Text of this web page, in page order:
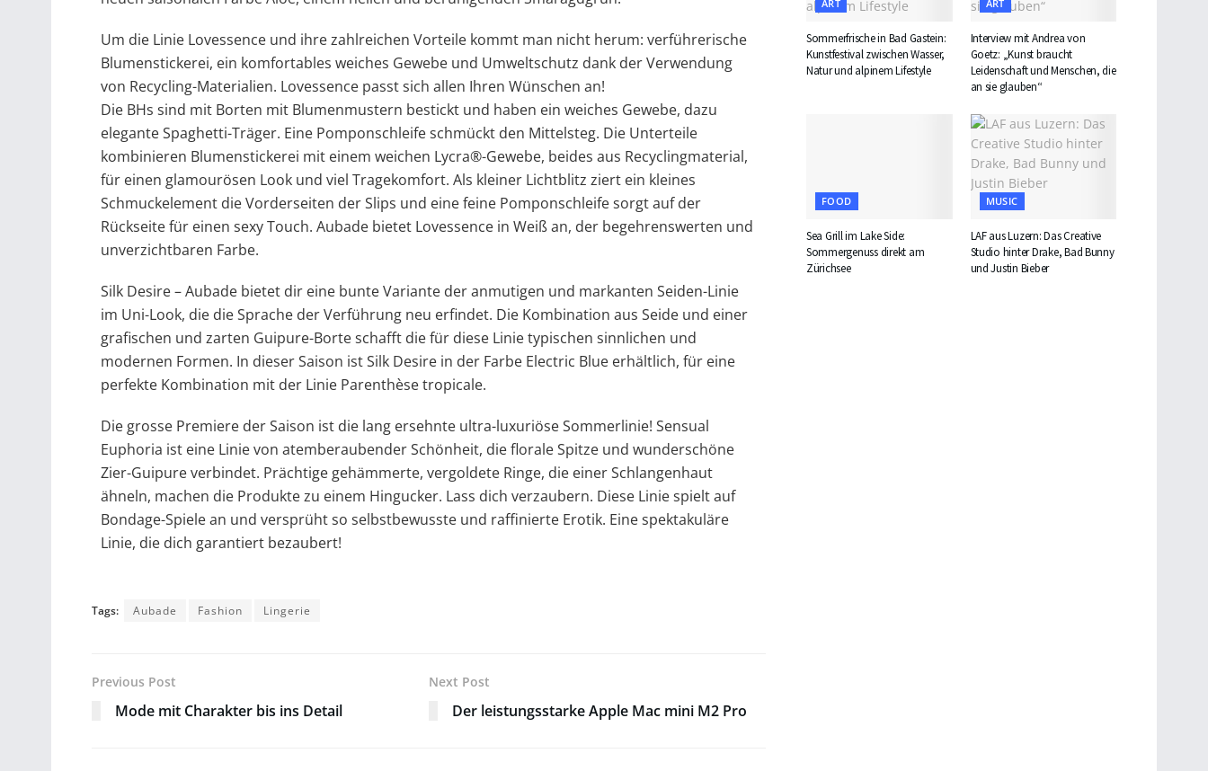
Um die Linie Lovessence und ihre zahlreichen Vorteile kommt man nicht herum: verführerische
Blumenstickerei, ein komfortables weiches Gewebe und Umweltschutz dank der Verwendung
von Recycling-Materialien. Lovessence passt sich allen Ihren Wünschen an!
Die BHs sind mit Borten mit Blumenmustern bestickt und haben ein weiches Gewebe, dazu
elegante Spaghetti-Träger. Eine Pomponschleife schmückt den Mittelsteg. Die Unterteile
kombinieren Blumenstickerei mit einem weichen Lycra®-Gewebe, beides aus Recyclingmaterial,
für einen glamourösen Look und viel Tragekomfort. Als kleiner Lichtblitz ziert ein kleines
Schmuckelement die Vorderseiten der Slips und eine feine Pomponschleife sorgt auf der
Rückseite für einen sexy Touch. Aubade bietet Lovessence in Weiß an, der begehrenswerten und
unverzichtbaren Farbe.
Silk Desire – Aubade bietet dir eine bunte Variante der anmutigen und markanten Seiden-Linie
im Uni-Look, die die Sprache der Verführung neu erfindet. Die Kombination aus Seide und einer
grafischen und zarten Guipure-Borte schafft die für diese Linie typischen sinnlichen und
modernen Formen. In dieser Saison ist Silk Desire in der Farbe Electric Blue erhältlich, für eine
perfekte Kombination mit der Linie Parenthèse tropicale.
Die grosse Premiere der Saison ist die lang ersehnte ultra-luxuriöse Sommerlinie! Sensual
Euphoria ist eine Linie von atemberaubender Schönheit, die florale Spitze und wunderschöne
Zier-Guipure verbindet. Prächtige gehämmerte, vergoldete Ringe, die einer Schlangenhaut
ähneln, machen die Produkte zu einem Hingucker. Lass dich verzaubern. Diese Linie spielt auf
Bondage-Spiele an und versprüht so selbstbewusste und raffinierte Erotik. Eine spektakuläre
Linie, die dich garantiert bezaubert!
Tags: Aubade Fashion Lingerie
Previous Post
Mode mit Charakter bis ins Detail
Next Post
Der leistungsstarke Apple Mac mini M2 Pro
ART
Sommerfrische in Bad Gastein:
Kunstfestival zwischen Wasser,
Natur und alpinem Lifestyle
ART
Interview mit Andrea von
Goetz: „Kunst braucht
Leidenschaft und Menschen, die
an sie glauben“
FOOD
Sea Grill im Lake Side:
Sommergenuss direkt am
Zürichsee
MUSIC
LAF aus Luzern: Das Creative
Studio hinter Drake, Bad Bunny
und Justin Bieber